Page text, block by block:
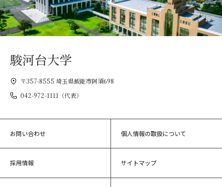
駿河台大学
〒357-8555 埼玉県飯能市阿須698
042-972-1111（代表）
お問い合わせ 個人情報の取扱について
採用情報 サイトマップ